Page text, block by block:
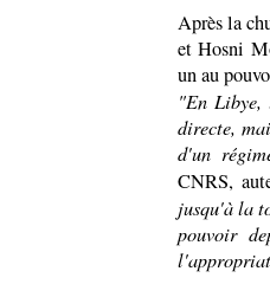
Après la
et Hosni
un au
"En Libye,
directe,
d'un
CNRS,
jusqu'à la
pouvoir